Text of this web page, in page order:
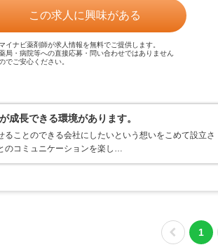
この求人に興味がある
イナビ薬剤師が求人情報を無料でご提供します。
局・病院等への直接応募・問い合わせではありません
でご安心ください。
成長できる環境があります。
ことのできる会社にしたいという想いをこめて設立さ
のコミュニケーションを楽し…
1